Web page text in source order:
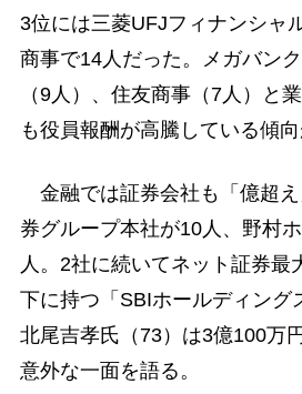
3位には三菱UFJフィナンシャ
商事で14人だった。メガバン
（9人）、住友商事（7人）と
も役員報酬が高騰している傾向
金融では証券会社も「億超
券グループ本社が10人、野村
人。2社に続いてネット証券最
下に持つ「SBIホールディング
北尾吉孝氏（73）は3億100万
意外な一面を語る。